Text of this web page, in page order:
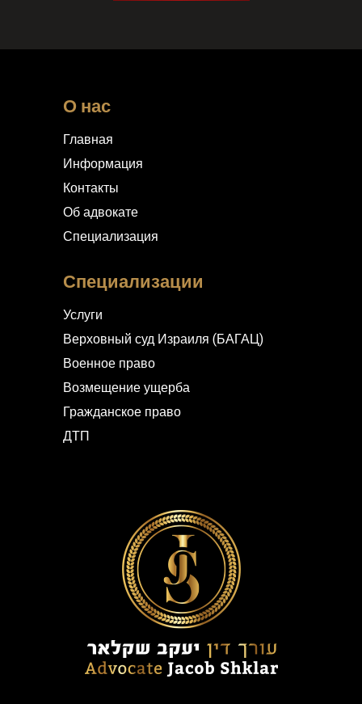
О нас
Главная
Информация
Контакты
Об адвокате
Специализация
Специализации
Услуги
Верховный суд Израиля (БАГАЦ)
Военное право
Возмещение ущерба
Гражданское право
ДТП